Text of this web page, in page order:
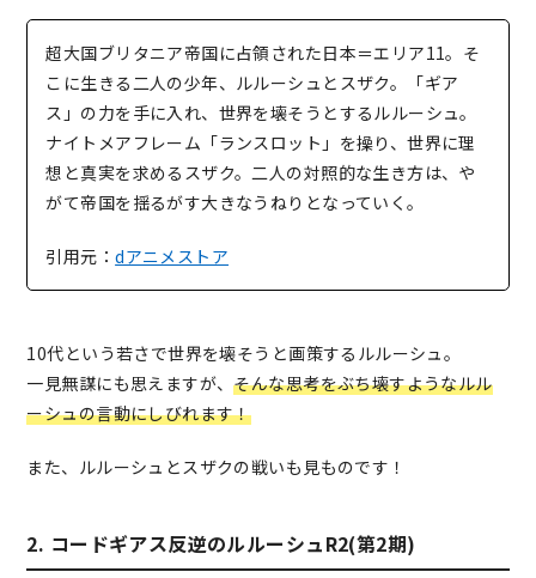
超大国ブリタニア帝国に占領された日本＝エリア11。そ
こに生きる二人の少年、ルルーシュとスザク。「ギア
ス」の力を手に入れ、世界を壊そうとするルルーシュ。
ナイトメアフレーム「ランスロット」を操り、世界に理
想と真実を求めるスザク。二人の対照的な生き方は、や
がて帝国を揺るがす大きなうねりとなっていく。
引用元：dアニメストア
10代という若さで世界を壊そうと画策するルルーシュ。
一見無謀にも思えますが、そんな思考をぶち壊すようなルル
ーシュの言動にしびれます！
また、ルルーシュとスザクの戦いも見ものです！
2. コードギアス反逆のルルーシュR2(第2期)